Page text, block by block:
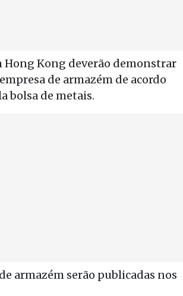
Hong Kong deverão demonstrar
de armazém de acordo
bolsa de metais.
armazém serão publicadas nos